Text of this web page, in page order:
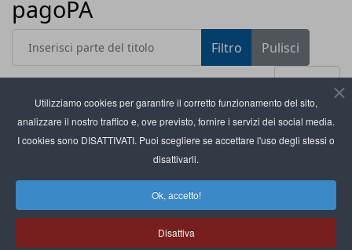
Utilizziamo cookies per garantire il corretto funzionamento del sito,
analizzare il nostro traffico e, ove previsto, fornire i servizi dei social media.
I cookies sono DISATTIVATI. Puoi scegliere se accettare l'uso degli stessi o
disattivarli.
Ok, accetto!
Disattiva
pagoPA
Inserisci parte del titolo Filtro
Pulisci
Visualizza #
Titolo
Worldline lancia PagoQui per pagamenti pagoPA
La tecnologia Satispay per i pagamenti pagoPA
arriva negli store Penny